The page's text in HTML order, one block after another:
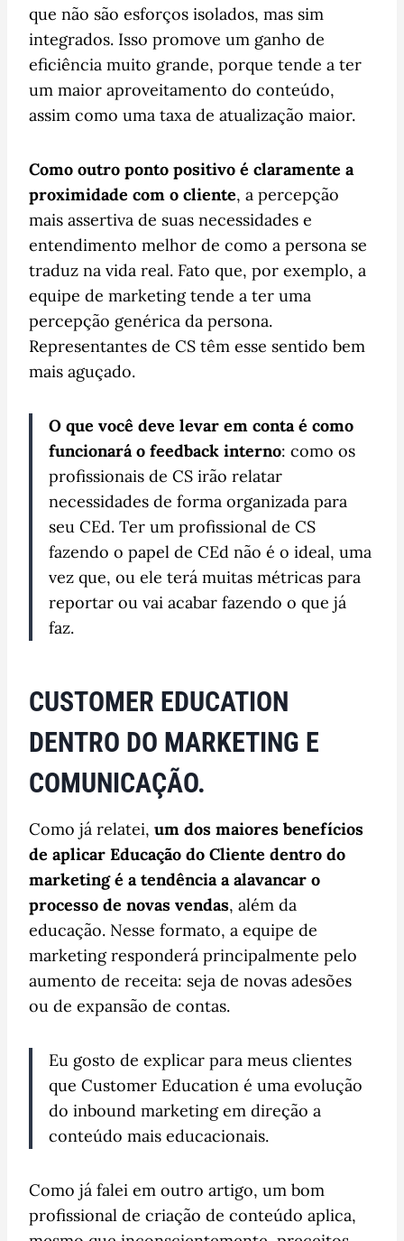
que não são esforços isolados, mas sim
integrados. Isso promove um ganho de
eficiência muito grande, porque tende a ter
um maior aproveitamento do conteúdo,
assim como uma taxa de atualização maior.
Como outro ponto positivo é claramente a
proximidade com o cliente, a percepção
mais assertiva de suas necessidades e
entendimento melhor de como a persona se
traduz na vida real. Fato que, por exemplo, a
equipe de marketing tende a ter uma
percepção genérica da persona.
Representantes de CS têm esse sentido bem
mais aguçado.
O que você deve levar em conta é como
funcionará o feedback interno: como os
profissionais de CS irão relatar
necessidades de forma organizada para
seu CEd. Ter um profissional de CS
fazendo o papel de CEd não é o ideal, uma
vez que, ou ele terá muitas métricas para
reportar ou vai acabar fazendo o que já
faz.
CUSTOMER EDUCATION
DENTRO DO MARKETING E
COMUNICAÇÃO.
Como já relatei, um dos maiores benefícios
de aplicar Educação do Cliente dentro do
marketing é a tendência a alavancar o
processo de novas vendas, além da
educação. Nesse formato, a equipe de
marketing responderá principalmente pelo
aumento de receita: seja de novas adesões
ou de expansão de contas.
Eu gosto de explicar para meus clientes
que Customer Education é uma evolução
do inbound marketing em direção a
conteúdo mais educacionais.
Como já falei em outro artigo, um bom
profissional de criação de conteúdo aplica,